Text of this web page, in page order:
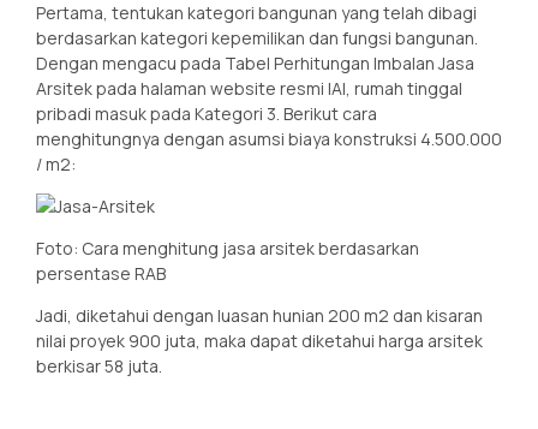
Pertama, tentukan kategori bangunan yang telah dibagi
berdasarkan kategori kepemilikan dan fungsi bangunan.
Dengan mengacu pada Tabel Perhitungan Imbalan Jasa
Arsitek pada halaman website resmi IAI, rumah tinggal
pribadi masuk pada Kategori 3. Berikut cara
menghitungnya dengan asumsi biaya konstruksi 4.500.000
/ m2:
Foto: Cara menghitung jasa arsitek berdasarkan
persentase RAB
Jadi, diketahui dengan luasan hunian 200 m2 dan kisaran
nilai proyek 900 juta, maka dapat diketahui harga arsitek
berkisar 58 juta.